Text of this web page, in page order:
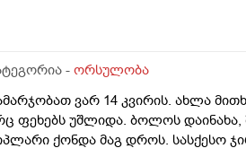
"დონორის" სურვილის
- ორსულობა
ვარ 14 კვირის. ახლა
ფეხებს უშლიდა. ბოლოს
ქონდა მაგ დროს. სასქესო